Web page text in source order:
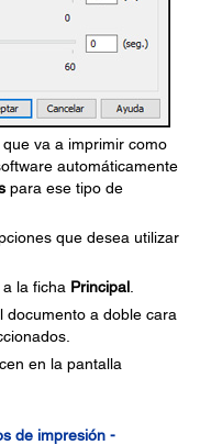
va a imprimir como
automáticamente
para ese tipo de
que desea utilizar
la ficha Principal
documento a doble cara
en la pantalla
de impresión -